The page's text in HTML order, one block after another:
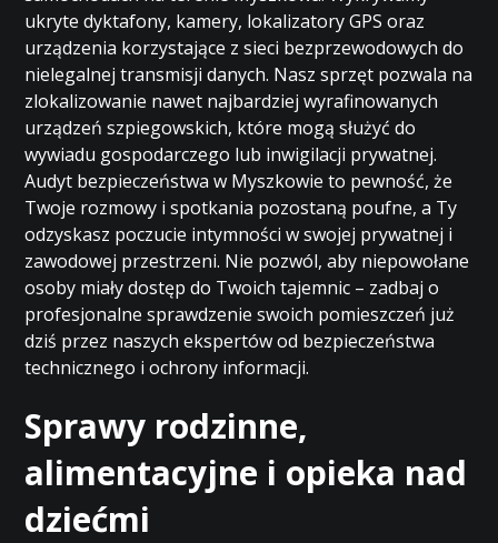
ukryte dyktafony, kamery, lokalizatory GPS oraz
urządzenia korzystające z sieci bezprzewodowych do
nielegalnej transmisji danych. Nasz sprzęt pozwala na
zlokalizowanie nawet najbardziej wyrafinowanych
urządzeń szpiegowskich, które mogą służyć do
wywiadu gospodarczego lub inwigilacji prywatnej.
Audyt bezpieczeństwa w Myszkowie to pewność, że
Twoje rozmowy i spotkania pozostaną poufne, a Ty
odzyskasz poczucie intymności w swojej prywatnej i
zawodowej przestrzeni. Nie pozwól, aby niepowołane
osoby miały dostęp do Twoich tajemnic – zadbaj o
profesjonalne sprawdzenie swoich pomieszczeń już
dziś przez naszych ekspertów od bezpieczeństwa
technicznego i ochrony informacji.
Sprawy rodzinne,
alimentacyjne i opieka nad
dziećmi